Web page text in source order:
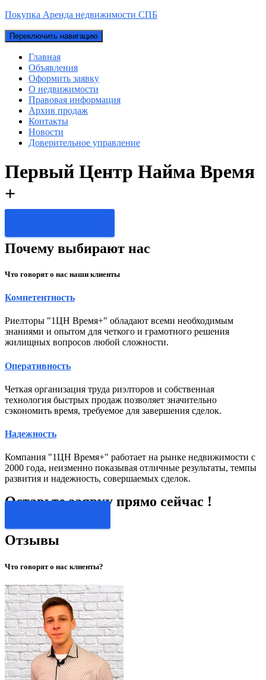
Покупка Аренда недвижимости СПБ
Переключить навигацию
Главная
Объявления
Оформить заявку
О недвижимости
Правовая информация
Архив продаж
Контакты
Новости
Доверительное управление
Первый Центр Найма Время
+
Почему выбирают нас
Что говорят о нас наши клиенты
Компетентность
Риелторы "1ЦН Время+" обладают всеми необходимым
знаниями и опытом для четкого и грамотного решения
жилищных вопросов любой сложности.
Оперативность
Четкая организация труда риэлторов и собственная
технология быстрых продаж позволяет значительно
сэкономить время, требуемое для завершения сделок.
Надежность
Компания "1ЦН Время+" работает на рынке недвижимости с
2000 года, неизменно показывая отличные результаты, темпы
развития и надежность, совершаемых сделок.
Оставьте заявку прямо сейчас !
Отзывы
Что говорят о нас клиенты?